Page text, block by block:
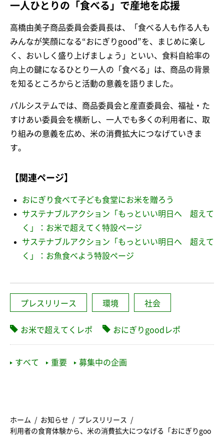
一人ひとりの「食べる」で産地を応援
高橋由美子商品委員会委員長は、「食べる人も作る人も
みんなが笑顔になる“おにぎりgood”を、まじめに楽し
く、おいしく盛り上げましょう」といい、食料自給率の
向上の鍵になるひとり一人の「食べる」は、商品の背景
を知るところからと活動の意義を語りました。
パルシステムでは、商品委員会と産直委員会、福祉・た
すけあい委員会を横断し、一人でも多くの利用者に、取
り組みの意義を広め、米の消費拡大につなげていきま
す。
【関連ページ】
おにぎり食べて子ども食堂にお米を贈ろう
サステナブルアクション「もっといい明日へ 超えて
く」：お米で超えてく特設ページ
サステナブルアクション「もっといい明日へ 超えて
く」：お魚食べよう特設ページ
プレスリリース 環境 社会
お米で超えてくレポ おにぎりgoodレポ
すべて 重要 募集中の企画
ホーム お知らせ
プレスリリース
利用者の食育体験から、米の消費拡大につなげる「おにぎりgoo